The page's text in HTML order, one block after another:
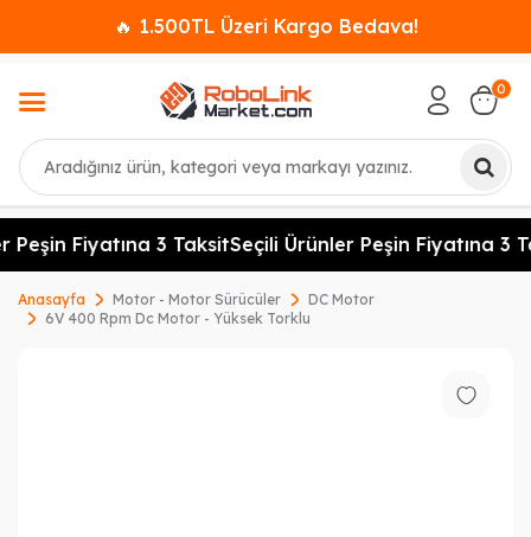
🔥 1.500TL Üzeri Kargo Bedava!
Ara
0
Fiyatına 3 TaksitSeçili Ürünler Peşin Fiyatına 3
Anasayfa Motor - Motor Sürücüler
DC Motor
6V 400 Rpm Dc Motor - Yüksek Torklu